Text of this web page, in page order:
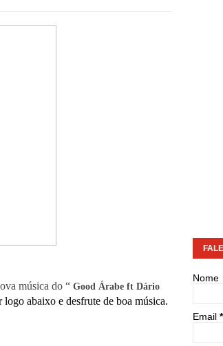
música do “ Good Árabe ft Dário
abaixo e desfrute de boa música.
Nome
Email *